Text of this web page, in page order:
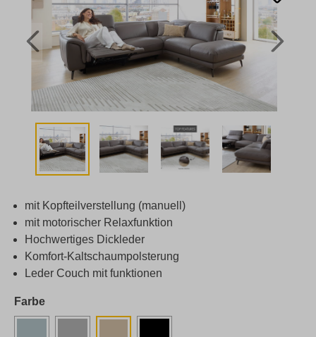
mit Kopfteilverstellung (manuell)
mit motorischer Relaxfunktion
Hochwertiges Dickleder
Komfort-Kaltschaumpolsterung
Leder Couch mit funktionen
Farbe